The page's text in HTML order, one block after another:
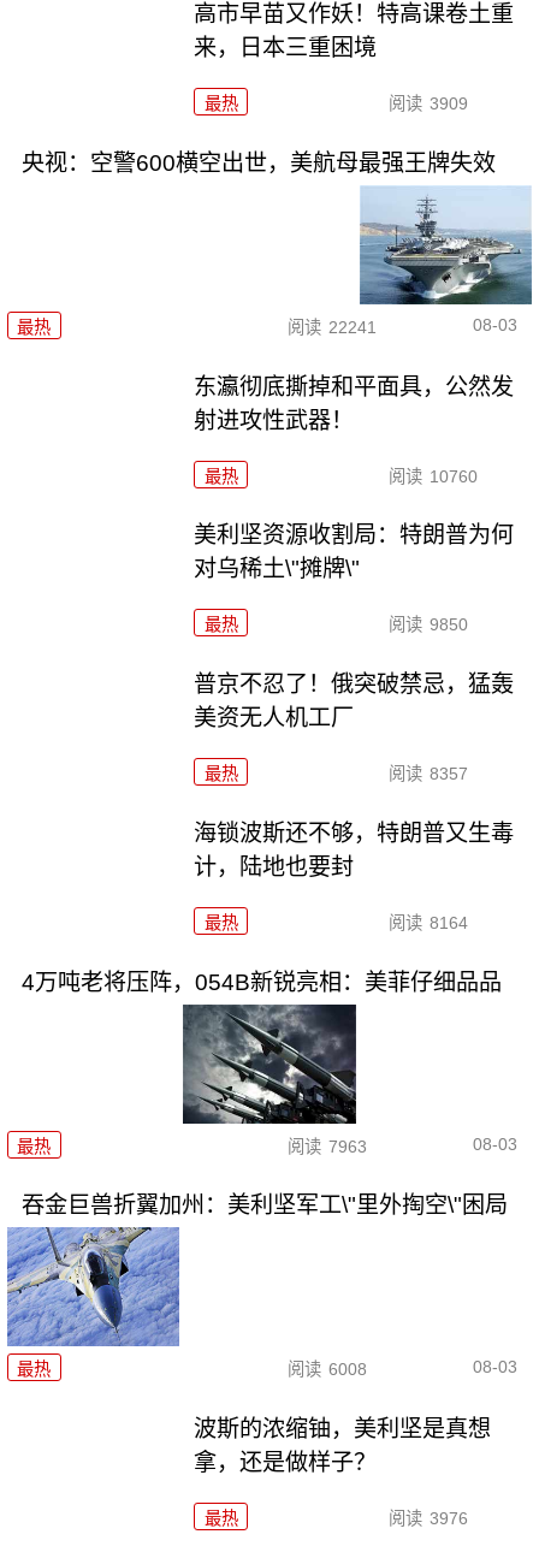
高市早苗又作妖！特高课卷土重
来，日本三重困境
最热 阅读 3909
央视：空警600横空出世，美航母最强王牌失效
最热 阅读 22241 08-03
东瀛彻底撕掉和平面具，公然发
射进攻性武器！
最热 阅读 10760
美利坚资源收割局：特朗普为何
对乌稀土\"摊牌\"
最热 阅读 9850
普京不忍了！俄突破禁忌，猛轰
美资无人机工厂
最热 阅读 8357
海锁波斯还不够，特朗普又生毒
计，陆地也要封
最热 阅读 8164
4万吨老将压阵，054B新锐亮相：美菲仔细品品
最热 阅读 7963 08-03
吞金巨兽折翼加州：美利坚军工\"里外掏空\"困局
最热 阅读 6008 08-03
波斯的浓缩铀，美利坚是真想
拿，还是做样子？
最热 阅读 3976